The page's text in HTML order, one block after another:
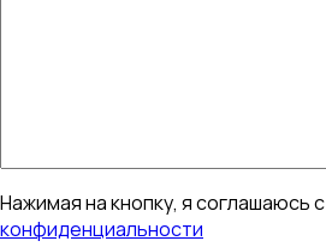
Нажимая на кнопку, я соглашаюсь с
конфиденциальности